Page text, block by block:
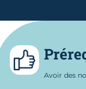
Avoir des